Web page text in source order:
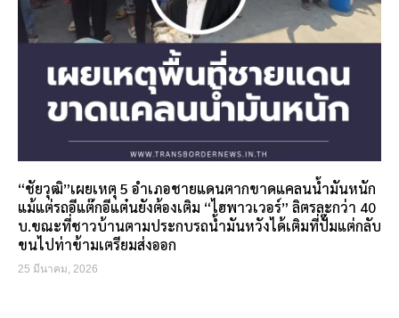
“ชัยวุฒิ”เผยเหตุ 5 อำเภอชายแดนตากขาดแคลนน้ำมันหนัก
แม้แต่รถอีแต๊กอีแต๋นยังต้องเติม “ไฮพาวเวอร์” ลิตรละกว่า 40
บ.ขณะที่ชาวบ้านตามประกบรถน้ำมันหวังได้เติมที่ปั๊มแต่กลับ
ขนไปท่าข้ามเตรียมส่งออก
25 มีนาคม, 2026